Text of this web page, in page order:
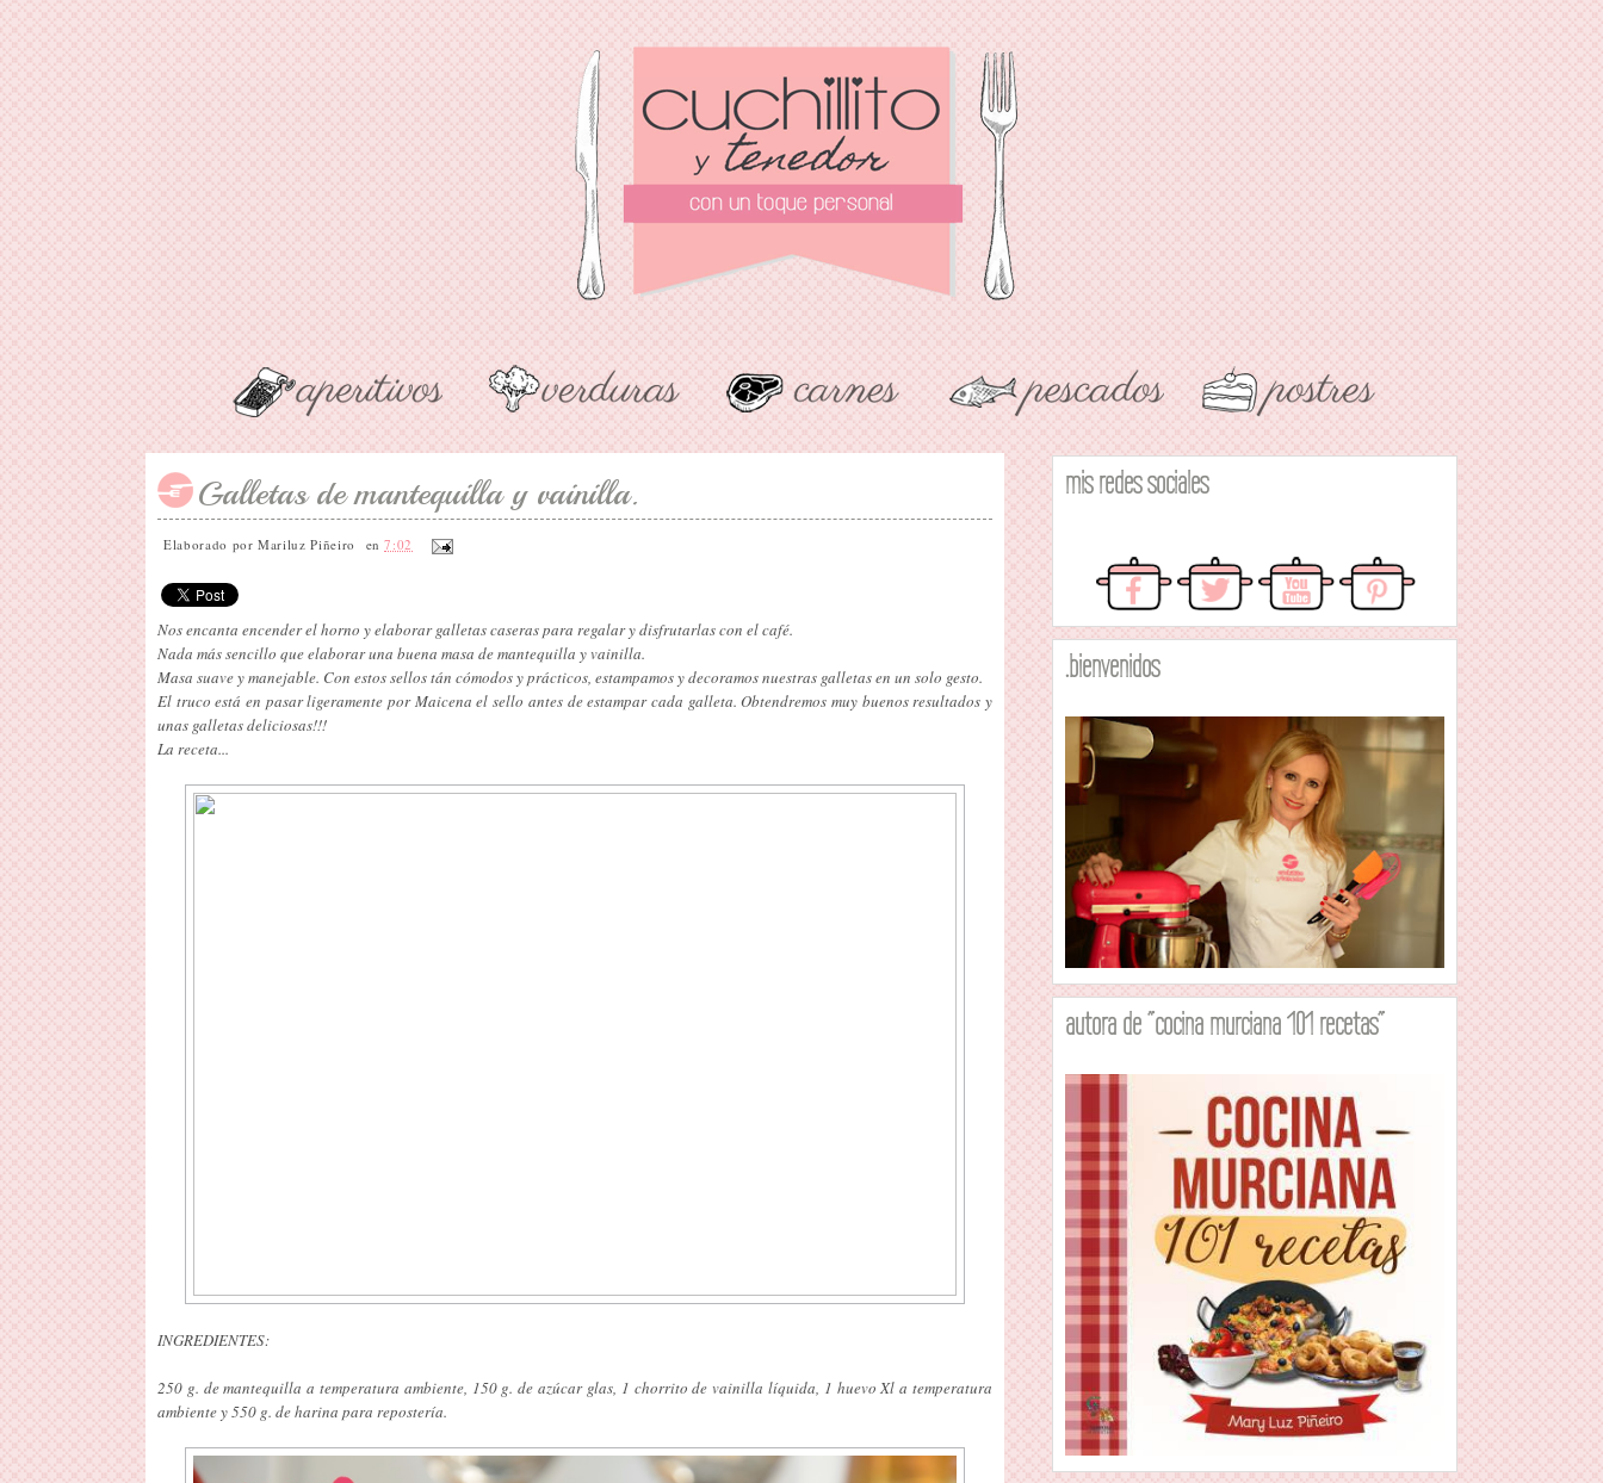
Galletas de mantequilla y vainilla.
Elaborado porMariluz Piñeiro en7:02
Nos encanta encender el horno y elaborar galletas caseras para regalar y disfrutarlas con el café.
Nada más sencillo que elaborar una buena masa de mantequilla y vainilla.
Masa suave y manejable. Con estos sellos tán cómodos y prácticos, estampamos y decoramos nuestras galletas en un solo gesto.
El truco está en pasar ligeramente por Maicena el sello antes de estampar cada galleta. Obtendremos muy buenos resultados y
unas galletas deliciosas!!!
La receta...
INGREDIENTES:
250 g. de mantequilla a temperatura ambiente, 150 g. de azúcar glas, 1 chorrito de vainilla líquida, 1 huevo Xl a temperatura
ambiente y 550 g. de harina para repostería.
mis redes sociales
.bienvenidos
autora de "cocina murciana 101 recetas"